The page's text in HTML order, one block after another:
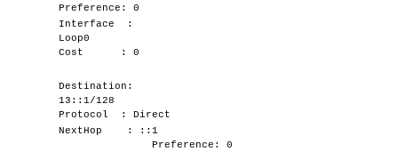
Preference: 0
Interface :
Loop0
Cost : 0
Destination:
13::1/128
Protocol : Direct
NextHop : ::1
Preference: 0